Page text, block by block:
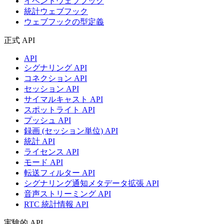
統計ウェブフック
ウェブフックの型定義
正式 API
API
シグナリング API
コネクション API
セッション API
サイマルキャスト API
スポットライト API
プッシュ API
録画 (セッション単位) API
統計 API
ライセンス API
モード API
転送フィルター API
シグナリング通知メタデータ拡張 API
音声ストリーミング API
RTC 統計情報 API